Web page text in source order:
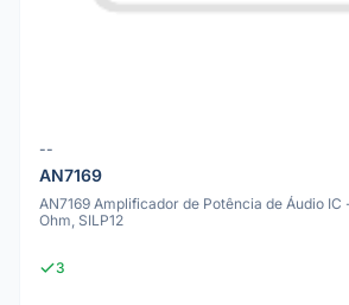
--
AN7169
AN7169 Amplificador de Potência de Áudio IC
Ohm, SILP12
3